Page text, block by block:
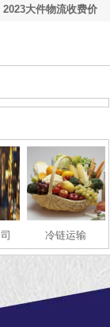
大件物流收费价
冷链运输